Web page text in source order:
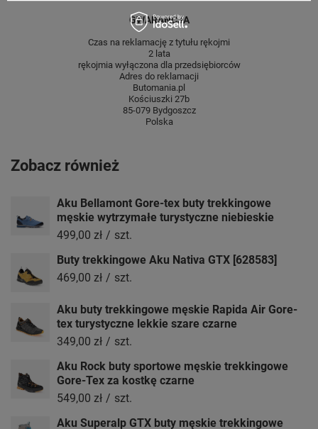
GWARANCJA
Czas na reklamację z tytułu rękojmi
2 lata
rękojmia wyłączona dla przedsiębiorców
Adres do reklamacji
Butomania.pl
Kościuszki 27b
85-079 Bydgoszcz
Polska
Zobacz również
Aku Bellamont Gore-tex buty trekkingowe
męskie wytrzymałe turystyczne niebieskie
499,00 zł / szt.
Buty trekkingowe Aku Nativa GTX [628583]
469,00 zł / szt.
Aku buty trekkingowe męskie Rapida Air Gore-
tex turystyczne lekkie szare czarne
349,00 zł / szt.
Aku Rock buty sportowe męskie trekkingowe
Gore-Tex za kostkę czarne
549,00 zł / szt.
Aku Superalp GTX buty męskie trekkingowe